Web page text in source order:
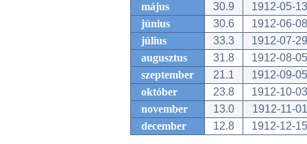
május
30.9
1912-05-13
június
30.6
1912-06-08
július
33.3
1912-07-29
augusztus
31.8
1912-08-05
szeptember
21.1
1912-09-05
október
23.8
1912-10-03
november
13.0
1912-11-01
december
12.8 1912-12-15